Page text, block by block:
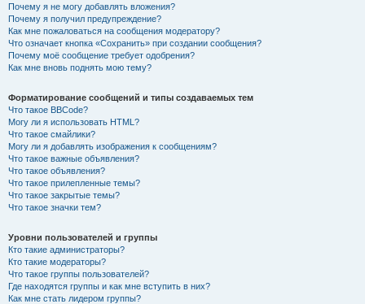
Почему я не могу добавлять вложения?
Почему я получил предупреждение?
Как мне пожаловаться на сообщения модератору?
Что означает кнопка «Сохранить» при создании сообщения?
Почему моё сообщение требует одобрения?
Как мне вновь поднять мою тему?
Форматирование сообщений и типы создаваемых тем
Что такое BBCode?
Могу ли я использовать HTML?
Что такое смайлики?
Могу ли я добавлять изображения к сообщениям?
Что такое важные объявления?
Что такое объявления?
Что такое прилепленные темы?
Что такое закрытые темы?
Что такое значки тем?
Уровни пользователей и группы
Кто такие администраторы?
Кто такие модераторы?
Что такое группы пользователей?
Где находятся группы и как мне вступить в них?
Как мне стать лидером группы?